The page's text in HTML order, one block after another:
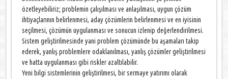
özetleyebiliriz; problemin çalışılması ve anlaşılması, uygun çözüm
ihtiyaçlarının belirlenmesi, aday çözümlerin belirlenmesi ve en iyisinin
seçilmesi, çözümün uygulanması ve sonucun izlenip değerlendirilmesi.
Sistem geliştirilmesinde yani problem çözümünde bu aşamaları takip
ederek, yanlış problemlere odaklanılması, yanlış çözümler geliştirilmesi
ve hatta uygulanması gibi riskler azaltılabilir.
Yeni bilgi sistemlerinin geliştirilmesi, bir sermaye yatırımı olarak